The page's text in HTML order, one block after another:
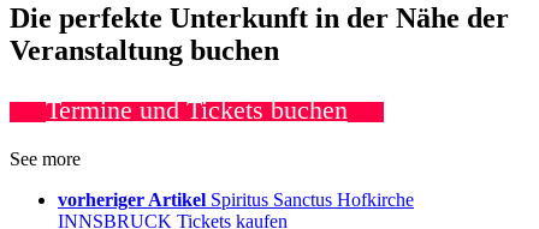
Die perfekte Unterkunft in der Nähe der
Veranstaltung buchen
Termine und Tickets buchen
See more
vorheriger Artikel Spiritus Sanctus Hofkirche
INNSBRUCK Tickets kaufen